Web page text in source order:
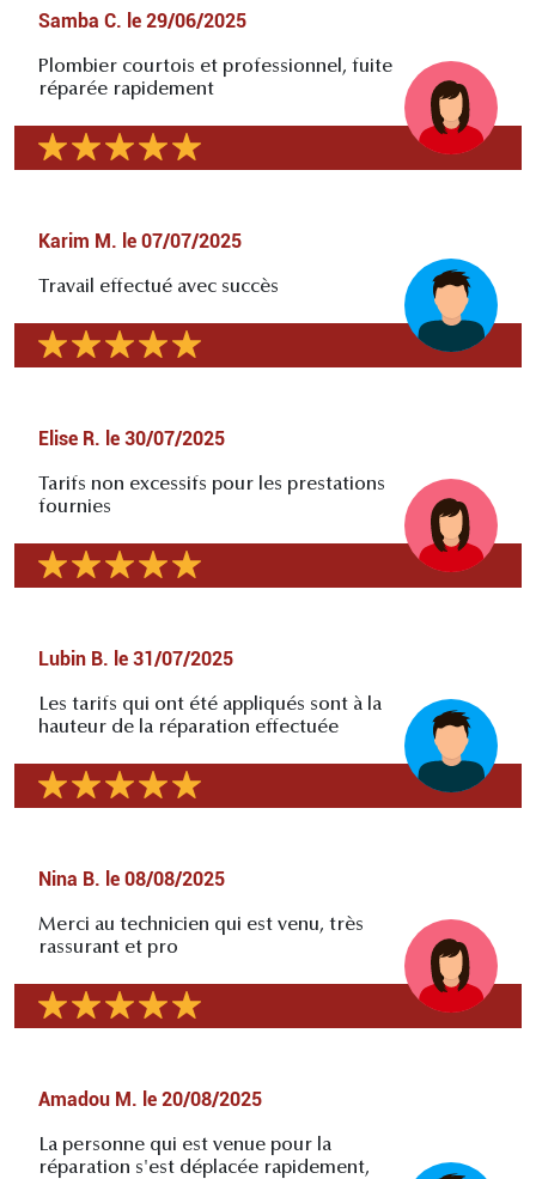
Samba C. le 29/06/2025
Plombier courtois et professionnel, fuite
réparée rapidement
Karim M. le 07/07/2025
Travail effectué avec succès
Elise R. le 30/07/2025
Tarifs non excessifs pour les prestations
fournies
Lubin B. le 31/07/2025
Les tarifs qui ont été appliqués sont à la
hauteur de la réparation effectuée
Nina B. le 08/08/2025
Merci au technicien qui est venu, très
rassurant et pro
Amadou M. le 20/08/2025
La personne qui est venue pour la
réparation s'est déplacée rapidement,